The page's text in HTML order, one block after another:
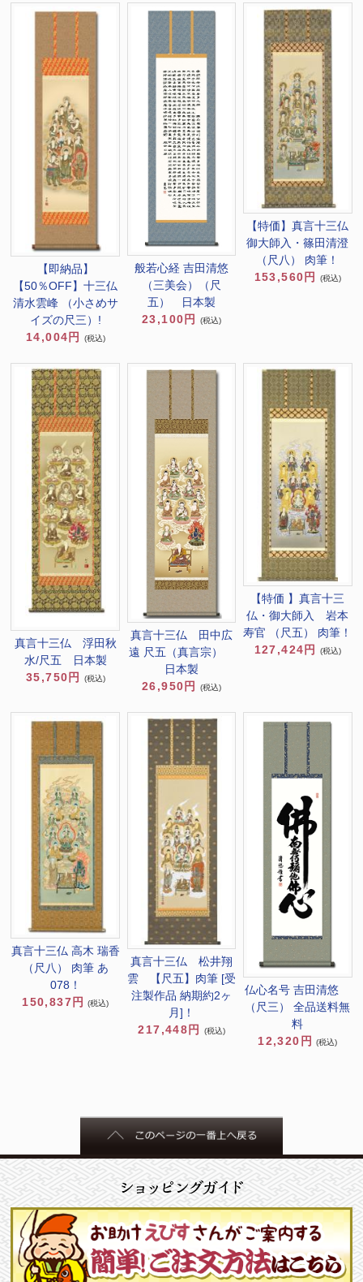
【即納品】
【50％OFF】十三仏
清水雲峰 （小さめサ
イズの尺三）!
14,004円
(税込)
般若心経 吉田清悠
（三美会）（尺
五） 日本製
23,100円
(税込)
【特価】真言十三仏
御大師入・篠田清澄
（尺八） 肉筆！
153,560円
(税込)
真言十三仏 浮田秋
水/尺五 日本製
35,750円
(税込)
真言十三仏 田中広
遠 尺五（真言宗）
日本製
26,950円
(税込)
【特価 】真言十三
仏・御大師入 岩本
寿官 （尺五） 肉筆！
127,424円
(税込)
真言十三仏 高木 瑞香
（尺八） 肉筆 あ
078！
150,837円
(税込)
真言十三仏 松井翔
雲 【尺五】肉筆 [受
注製作品 納期約2ヶ
月]！
217,448円
(税込)
仏心名号 吉田清悠
（尺三） 全品送料無
料
12,320円
(税込)